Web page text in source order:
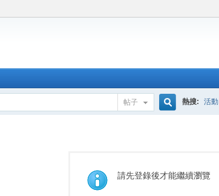
帖子
索
熱搜: 活動
請先登錄後才能繼續瀏覽